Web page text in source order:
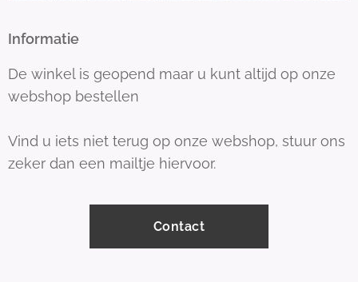
Informatie
De winkel is geopend maar u kunt altijd op onze
webshop bestellen
Vind u iets niet terug op onze webshop, stuur ons
zeker dan een mailtje hiervoor.
Contact